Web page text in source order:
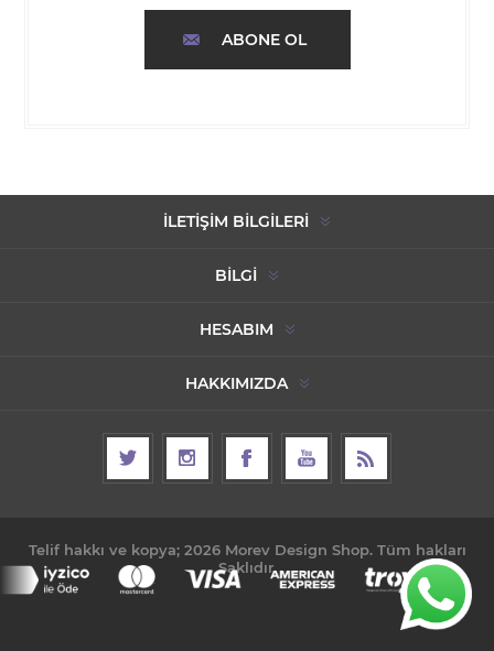
ABONE OL
İLETIŞIM BILGILERI
BILGI
HESABIM
HAKKIMIZDA
Telif hakkı ve kopya; 2026 Morev Design Shop. Tüm hakları
Saklıdır.